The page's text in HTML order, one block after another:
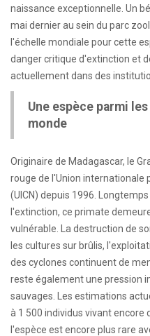
naissance exceptionnelle. Un
mai dernier au sein du parc
l'échelle mondiale pour cette
danger critique d'extinction et
actuellement dans des
Une espèce parmi
monde
Originaire de Madagascar, le
rouge de l'Union internationale
(UICN) depuis 1996.
l'extinction, ce primate
vulnérable. La destruction de
les cultures sur brûlis,
des cyclones continuent de
reste également une pression
sauvages. Les estimations
à 1 500 individus vivant encore
l'espèce est encore plus rare